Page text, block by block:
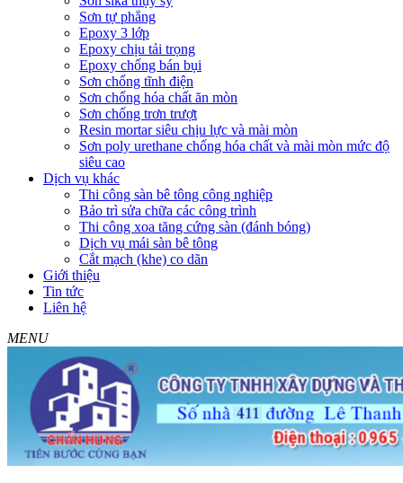
Sơn tự phẳng
Epoxy 3 lớp
Epoxy chịu tải trọng
Epoxy chống bán bụi
Sơn chống tĩnh điện
Sơn chống hóa chất ăn mòn
Sơn chống trơn trượt
Resin mortar siêu chịu lực và mài mòn
Sơn poly urethane chống hóa chất và mài mòn mức độ
siêu cao
Dịch vụ khác
Thi công sàn bê tông công nghiệp
Bảo trì sửa chữa các công trình
Thi công xoa tăng cứng sàn (đánh bóng)
Dịch vụ mái sàn bê tông
Cắt mạch (khe) co dãn
Giới thiệu
Tin tức
Liên hệ
MENU